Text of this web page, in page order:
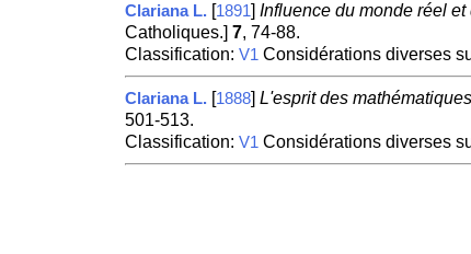
Clariana L. [1891] Influence du monde réel
Catholiques.] 7, 74-88.
Classification: V1Considérations diverses
Clariana L. [1888] L'esprit des
501-513.
Classification: V1Considérations diverses